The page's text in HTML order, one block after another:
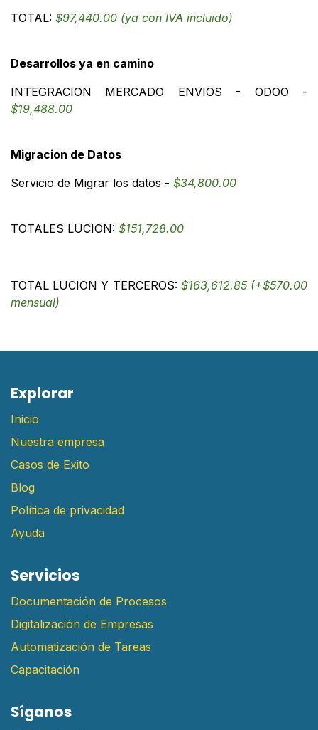
TOTAL: $97,440.00 (ya con IVA incluido)
Desarrollos ya en camino
INTEGRACION MERCADO ENVIOS - ODOO -
$19,488.00
Migracion de Datos
Servicio de Migrar los datos - $34,800.00
TOTALES LUCION: $151,728.00
TOTAL LUCION Y TERCEROS: $163,612.85 (+$570.00
mensual)
E​xplorar
Inicio
Nuestra empresa
Casos de Exito
Blog
Política de privacidad
Ayuda
Servicios
Documentación de Procesos
Digitalización de Empresas
Automatización de Tareas
Capacitación
Síganos